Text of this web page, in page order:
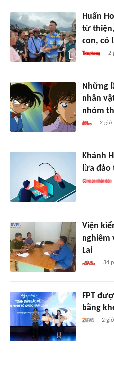
Huấn
từ
con, có
2
Những
nhân
nhóm
2 giờ
Khánh
lừa đảo
Viện
nghiêm
Lai
34
FPT
bằng
2 giờ